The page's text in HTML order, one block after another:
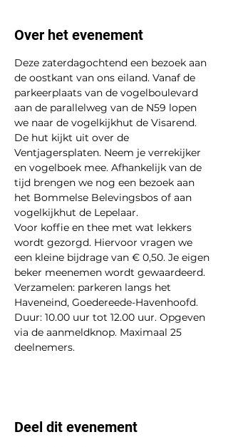
Over het evenement
Deze zaterdagochtend een bezoek aan
de oostkant van ons eiland. Vanaf de
parkeerplaats van de vogelboulevard
aan de parallelweg van de N59 lopen
we naar de vogelkijkhut de Visarend.
De hut kijkt uit over de
Ventjagersplaten. Neem je verrekijker
en vogelboek mee. Afhankelijk van de
tijd brengen we nog een bezoek aan
het Bommelse Belevingsbos of aan
vogelkijkhut de Lepelaar.
Voor koffie en thee met wat lekkers
wordt gezorgd. Hiervoor vragen we
een kleine bijdrage van € 0,50. Je eigen
beker meenemen wordt gewaardeerd.
Verzamelen: parkeren langs het
Haveneind, Goedereede-Havenhoofd.
Duur: 10.00 uur tot 12.00 uur. Opgeven
via de aanmeldknop. Maximaal 25
deelnemers.
Deel dit evenement